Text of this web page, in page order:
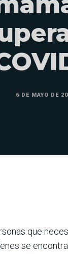
6 DE MAYO DE
que
se